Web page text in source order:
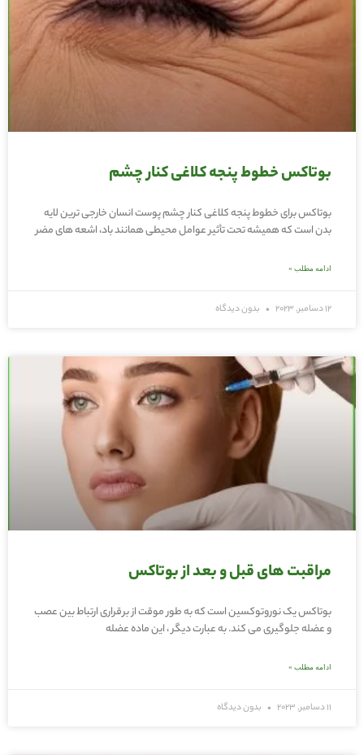
بوتاکس خطوط پنجه کلاغی کنار چشم
بوتاکس برای خطوط پنجه کلاغی کنار چشم پوست انسان خارجی ‌ترین لایه
بدن است که همیشه تحت تأثیر عوامل محیطی همانند باد، اشعه ‌های مضر
ادامه مطلب »
12 دسامبر, 2023 بدون دیدگاه
مراقبت های قبل و بعد از بوتاکس
بوتاکس یک نوروتوکسین است که به طور موقت از برقراری ارتباط بین عصب
و عضله جلوگیری می کند. به عبارت دیگر ، این ماده عضله
ادامه مطلب »
11 دسامبر, 2023 بدون دیدگاه